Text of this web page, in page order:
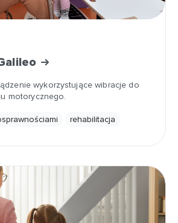
wykorzystujące wibracje do
motorycznego.
rehabilitacja